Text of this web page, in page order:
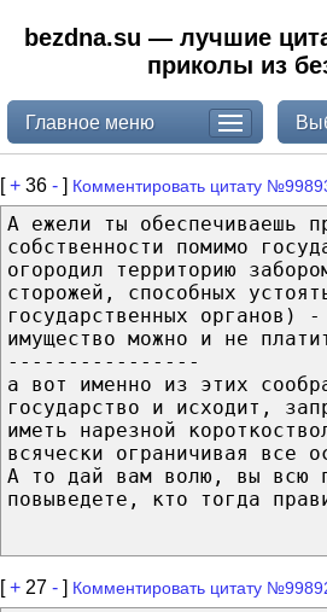
bezdna.su — лучшие
приколы из
Главное меню
[+ 36 - ] Комментировать цитату
А ежели ты обеспечиваешь
собственности помимо
огородил территорию
сторожей, способных
государственных органов)
имущество можно и не
----------------
а вот именно из этих
государство и исходит,
иметь нарезной
всячески ограничивая все
А то дай вам волю, вы всю
повыведете, кто тогда
[+ 27 - ] Комментировать цитату